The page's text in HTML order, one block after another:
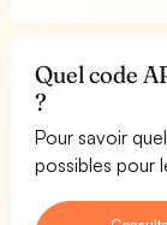
Quel code
?
Pour savoir
possibles pour